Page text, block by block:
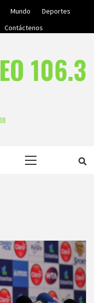
Mundo
Deportes
Contáctenos
106.3